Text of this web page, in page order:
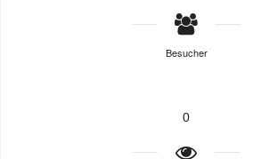
Besucher
0